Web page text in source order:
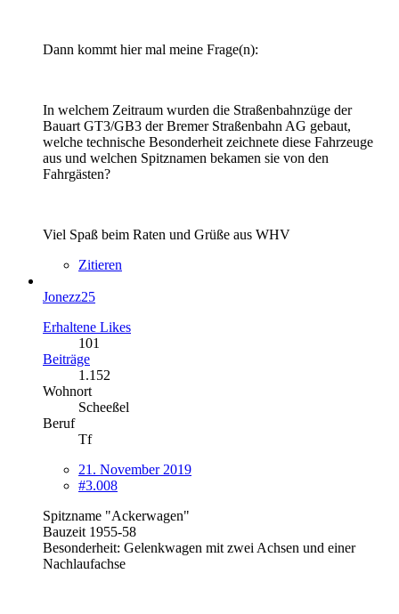
Dann kommt hier mal meine Frage(n):
In welchem Zeitraum wurden die Straßenbahnzüge der
Bauart GT3/GB3 der Bremer Straßenbahn AG gebaut,
welche technische Besonderheit zeichnete diese Fahrzeuge
aus und welchen Spitznamen bekamen sie von den
Fahrgästen?
Viel Spaß beim Raten und Grüße aus WHV
Zitieren
Jonezz25
Erhaltene Likes
101
Beiträge
1.152
Wohnort
Scheeßel
Beruf
Tf
21. November 2019
#3.008
Spitzname "Ackerwagen"
Bauzeit 1955-58
Besonderheit: Gelenkwagen mit zwei Achsen und einer
Nachlaufachse